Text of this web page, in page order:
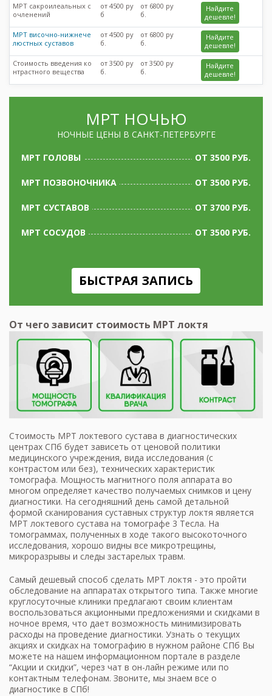
МРТ сакроилеальных с
очленений
от 4500 ру
б
от 6800 ру
б.
Найдите
дешевле!
МРТ височно-нижнече
люстных суставов
от 4500 ру
б.
от 6800 ру
б.
Найдите
дешевле!
Стоимость введения ко
нтрастного вещества
от 3500 ру
б.
от 3500 ру
б.
Найдите
дешевле!
МРТ НОЧЬЮ
НОЧНЫЕ ЦЕНЫ В САНКТ-ПЕТЕРБУРГЕ
МРТ ГОЛОВЫ
ОТ 3500 РУБ.
МРТ ПОЗВОНОЧНИКА ОТ 3500 РУБ.
МРТ СУСТАВОВ ОТ 3700 РУБ.
МРТ СОСУДОВ ОТ 3500 РУБ.
БЫСТРАЯ ЗАПИСЬ
От чего зависит стоимость МРТ локтя
Стоимость МРТ локтевого сустава в диагностических
центрах СПб будет зависеть от ценовой политики
медицинского учреждения, вида исследования (с
контрастом или без), технических характеристик
томографа. Мощность магнитного поля аппарата во
многом определяет качество получаемых снимков и цену
диагностики. На сегодняшний день самой детальной
формой сканирования суставных структур локтя является
МРТ локтевого сустава на томографе 3 Тесла. На
томограммах, полученных в ходе такого высокоточного
исследования, хорошо видны все микротрещины,
микроразрывы и следы застарелых травм.
Самый дешевый способ сделать МРТ локтя - это пройти
обследование на аппаратах открытого типа. Также многие
круглосуточные клиники предлагают своим клиентам
воспользоваться акционными предложениями и скидками в
ночное время, что дает возможность минимизировать
расходы на проведение диагностики. Узнать о текущих
акциях и скидках на томографию в нужном районе СПб Вы
можете на нашем информационном портале в разделе
“Акции и скидки”, через чат в он-лайн режиме или по
контактным телефонам. Звоните, мы знаем все о
диагностике в СПб!